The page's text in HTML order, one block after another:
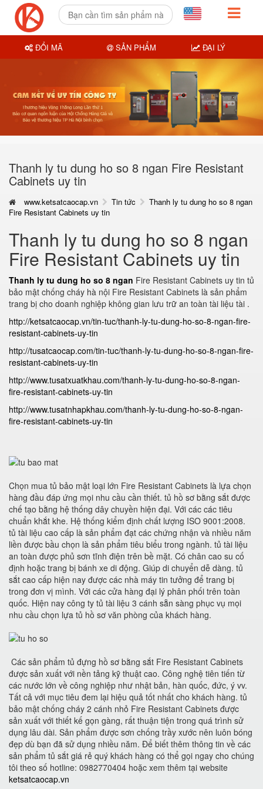
Thanh ly tu dung ho so 8 ngan Fire Resistant
Cabinets uy tin
www.ketsatcaocap.vn Tin tức
Thanh ly tu dung ho so 8 ngan
Fire Resistant Cabinets uy tin
Thanh ly tu dung ho so 8 ngan
Fire Resistant Cabinets uy tin
Thanh ly tu dung ho so 8 ngan Fire Resistant Cabinets uy tin tủ
bảo mật chống cháy hà nội Fire Resistant Cabinets là sản phẩm
trang bị cho doanh nghiệp không gian lưu trữ an toàn tài liệu tài .
http://ketsatcaocap.vn/tin-tuc/thanh-ly-tu-dung-ho-so-8-ngan-fire-
resistant-cabinets-uy-tin
http://tusatcaocap.com/tin-tuc/thanh-ly-tu-dung-ho-so-8-ngan-fire-
resistant-cabinets-uy-tin
http://www.tusatxuatkhau.com/thanh-ly-tu-dung-ho-so-8-ngan-
fire-resistant-cabinets-uy-tin
http://www.tusatnhapkhau.com/thanh-ly-tu-dung-ho-so-8-ngan-
fire-resistant-cabinets-uy-tin
Chọn mua tủ bảo mật loại lớn Fire Resistant Cabinets là lựa chọn
hàng đầu đáp ứng mọi nhu cầu cần thiết. tủ hồ sơ bằng sắt được
chế tạo bằng hệ thống dây chuyền hiện đại. Với các các tiêu
chuẩn khắt khe. Hệ thống kiểm định chất lượng ISO 9001:2008.
tủ tài liệu cao cấp là sản phẩm đạt các chứng nhận và nhiều năm
liền được bầu chọn là sản phẩm tiêu biểu trong ngành. tủ tài liệu
an toàn được phủ sơn tĩnh điện trên bề mặt. Có chân cao su cố
định hoặc trang bị bánh xe di động. Giúp di chuyển dễ dàng. tủ
sắt cao cấp hiện nay được các nhà máy tin tưởng để trang bị
trong đơn vị mình. Với các cửa hàng đại lý phân phối trên toàn
quốc. Hiện nay công ty tủ tài liệu 3 cánh sẵn sàng phục vụ mọi
nhu cầu chọn lựa tủ hồ sơ văn phòng của khách hàng.
Các sản phẩm tủ đựng hồ sơ bằng sắt Fire Resistant Cabinets
được sản xuất với nền tảng kỹ thuật cao. Công nghệ tiên tiến từ
các nước lớn về công nghiệp như nhật bản, hàn quốc, đức, ý vv.
Tất cả với mục tiêu đem lại hiệu quả tốt nhất cho khách hàng. tủ
bảo mật chống cháy 2 cánh nhỏ Fire Resistant Cabinets được
sản xuất với thiết kế gọn gàng, rất thuận tiện trong quá trình sử
dụng lâu dài. Sản phẩm được sơn chống trầy xước nên luôn bóng
đẹp dù bạn đã sử dụng nhiều năm. Để biết thêm thông tin về các
sản phẩm tủ sắt giá rẻ quý khách hàng có thể gọi ngay cho chúng
tôi theo số hotline: 0982770404 hoặc xem thêm tại website
ketsatcaocap.vn
ĐỔI MÃ SẢN PHẨM ĐẠI LÝ